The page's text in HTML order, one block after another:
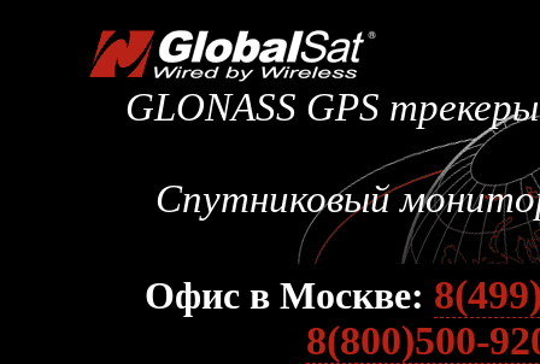
GLONASS GPS
Спутниковый
Офис в Москве:
8(800)500-